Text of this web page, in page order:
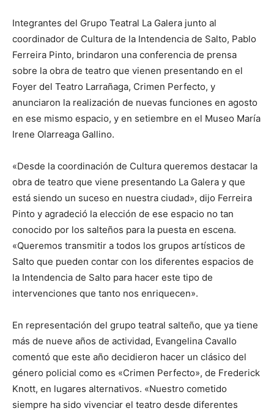
Integrantes del Grupo Teatral La Galera junto al
coordinador de Cultura de la Intendencia de Salto, Pablo
Ferreira Pinto, brindaron una conferencia de prensa
sobre la obra de teatro que vienen presentando en el
Foyer del Teatro Larrañaga, Crimen Perfecto, y
anunciaron la realización de nuevas funciones en agosto
en ese mismo espacio, y en setiembre en el Museo María
Irene Olarreaga Gallino.
«Desde la coordinación de Cultura queremos destacar la
obra de teatro que viene presentando La Galera y que
está siendo un suceso en nuestra ciudad», dijo Ferreira
Pinto y agradeció la elección de ese espacio no tan
conocido por los salteños para la puesta en escena.
«Queremos transmitir a todos los grupos artísticos de
Salto que pueden contar con los diferentes espacios de
la Intendencia de Salto para hacer este tipo de
intervenciones que tanto nos enriquecen».
En representación del grupo teatral salteño, que ya tiene
más de nueve años de actividad, Evangelina Cavallo
comentó que este año decidieron hacer un clásico del
género policial como es «Crimen Perfecto», de Frederick
Knott, en lugares alternativos. «Nuestro cometido
siempre ha sido vivenciar el teatro desde diferentes